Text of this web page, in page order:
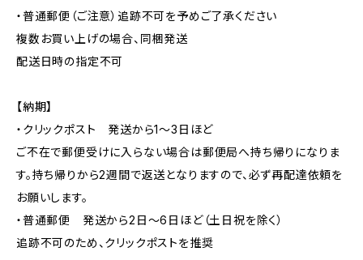
・普通郵便（ご注意）追跡不可を予めご了承ください
複数お買い上げの場合、同梱発送
配送日時の指定不可
【納期】
・クリックポスト 発送から1〜3日ほど
ご不在で郵便受けに入らない場合は郵便局へ持ち帰りになりま
す。持ち帰りから2週間で返送となりますので、必ず再配達依頼を
お願いします。
・普通郵便 発送から2日〜6日ほど（土日祝を除く）
追跡不可のため、クリックポストを推奨